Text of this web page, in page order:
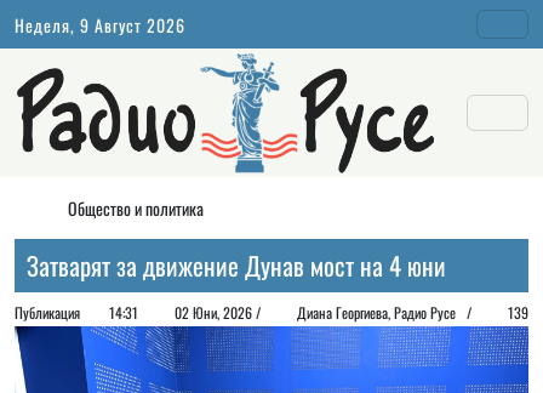
Неделя, 9 Август 2026
Общество и политика
Затварят за движение Дунав мост на 4 юни
Публикация 14:31 02 Юни, 2026 / Диана Георгиeва, Радио Русе / 139